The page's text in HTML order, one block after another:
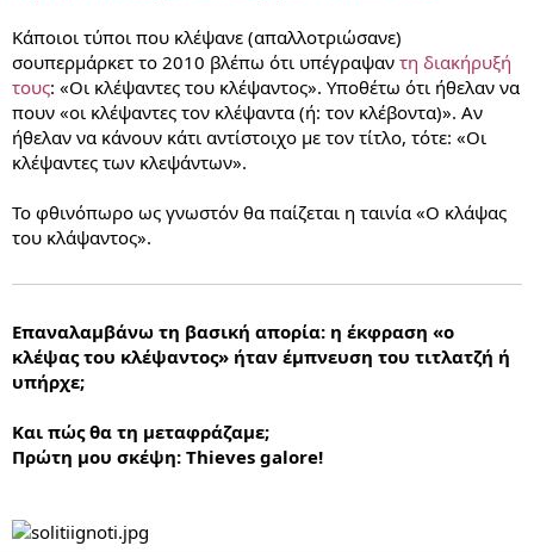
Κάποιοι τύποι που κλέψανε (απαλλοτριώσανε)
σουπερμάρκετ το 2010 βλέπω ότι υπέγραψαν τη διακήρυξή
τους: «Οι κλέψαντες του κλέψαντος». Υποθέτω ότι ήθελαν να
πουν «οι κλέψαντες τον κλέψαντα (ή: τον κλέβοντα)». Αν
ήθελαν να κάνουν κάτι αντίστοιχο με τον τίτλο, τότε: «Οι
κλέψαντες των κλεψάντων».
Το φθινόπωρο ως γνωστόν θα παίζεται η ταινία «Ο κλάψας
του κλάψαντος».
Επαναλαμβάνω τη βασική απορία: η έκφραση «ο
κλέψας του κλέψαντος» ήταν έμπνευση του τιτλατζή ή
υπήρχε;
Και πώς θα τη μεταφράζαμε;
Πρώτη μου σκέψη: Thieves galore!